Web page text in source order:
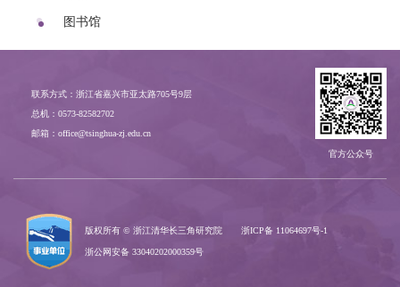
图书馆
联系方式：浙江省嘉兴市亚太路705号9层
总机：0573-82582702
邮箱：office@tsinghua-zj.edu.cn
官方公众号
版权所有 © 浙江清华长三角研究院 浙ICP备 11064697号-1
浙公网安备 33040202000359号